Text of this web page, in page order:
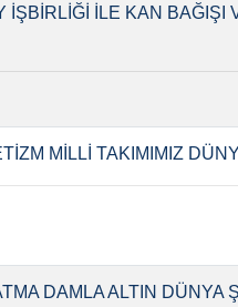
İŞBİRLİĞİ İLE KAN BAĞIŞI
MİLLİ TAKIMIMIZ
DAMLA ALTIN DÜNYA